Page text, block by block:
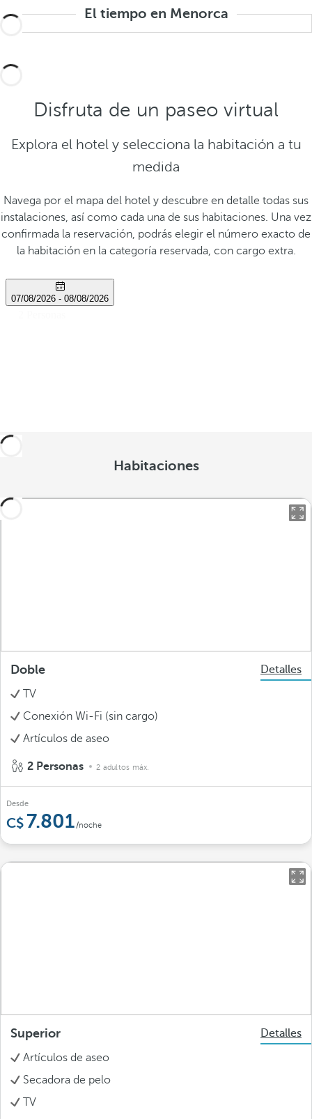
El tiempo en Menorca
Disfruta de un paseo virtual
Explora el hotel y selecciona la habitación a tu
medida
Navega por el mapa del hotel y descubre en detalle todas sus
instalaciones, así como cada una de sus habitaciones. Una vez
confirmada la reservación, podrás elegir el número exacto de
la habitación en la categoría reservada, con cargo extra.
Habitaciones
Doble
Detalles
TV
Conexión Wi-Fi (sin cargo)
Artículos de aseo
2 Personas 2 adultos máx.
Desde
7.801/noche
Superior
Detalles
Artículos de aseo
Secadora de pelo
TV